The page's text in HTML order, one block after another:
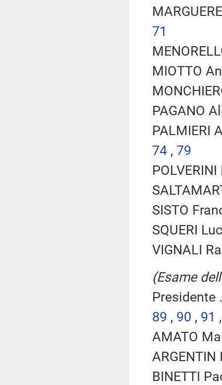
71
MIOTTO
PAGANO
PALMIERI
74 , 79
SISTO
SQUERI
VIGNALI
(Esame
Presidente
89 , 90 , 91
AMATO
BINETTI